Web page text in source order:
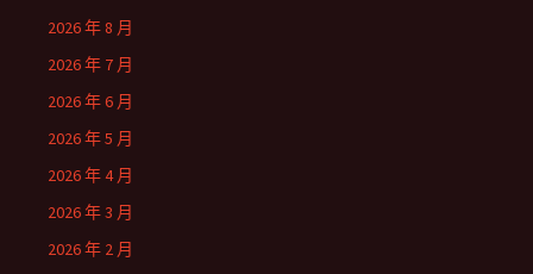
2026 年 8 月
2026 年 7 月
2026 年 6 月
2026 年 5 月
2026 年 4 月
2026 年 3 月
2026 年 2 月